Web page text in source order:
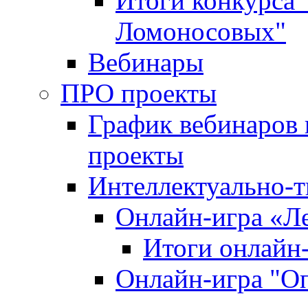
Ломоносовых"
Вебинары
ПРО проекты
График
проекты
Интеллектуально-
Онлайн-игра
Итоги
Онлайн-игра